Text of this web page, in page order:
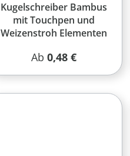
Kugelschreiber Bambus
mit Touchpen und
Weizenstroh Elementen
Regulärer Preis:
Ab 0,48 €